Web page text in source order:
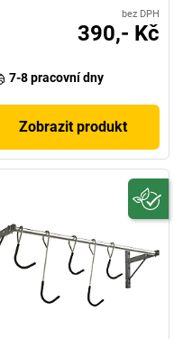
bez DPH
390,- Kč
7-8 pracovní dny
Zobrazit produkt